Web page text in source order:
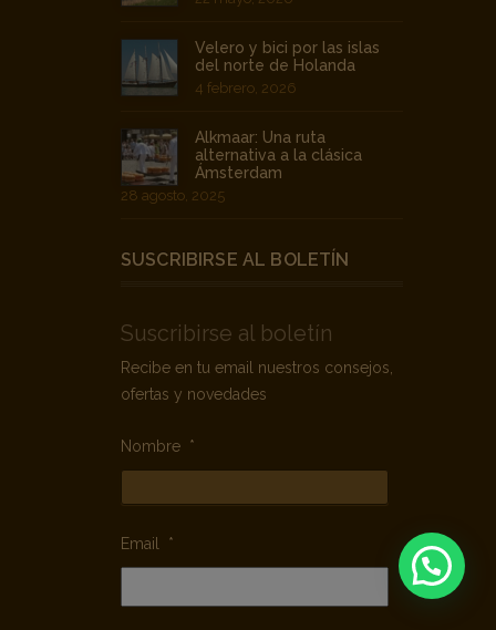
te espera… en bicicleta!
Velero y bici por las islas
del norte de Holanda
Alkmaar: Una ruta
alternativa a la clásica
Ámsterdam
Suscribirse al boletín
Recibe en tu email nuestros consejos,
Nombre *
Email *